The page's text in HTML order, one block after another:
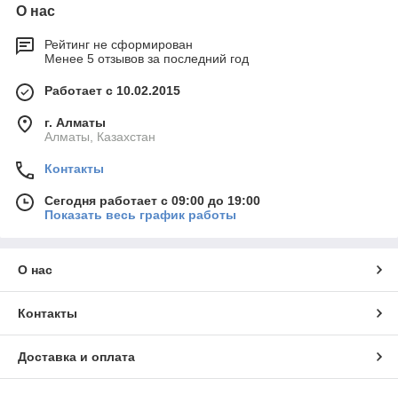
О нас
Рейтинг не сформирован
Менее 5 отзывов за последний год
Работает с 10.02.2015
г. Алматы
Алматы, Казахстан
Контакты
Сегодня работает с 09:00 до 19:00
Показать весь график работы
О нас
Контакты
Доставка и оплата